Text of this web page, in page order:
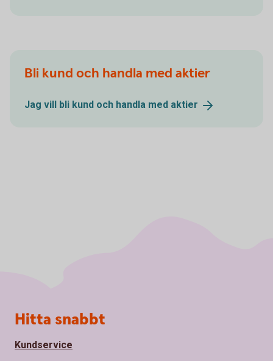
Bli kund och handla med aktier
Jag vill bli kund och handla med aktier
Sidfot
Hitta snabbt
Kundservice